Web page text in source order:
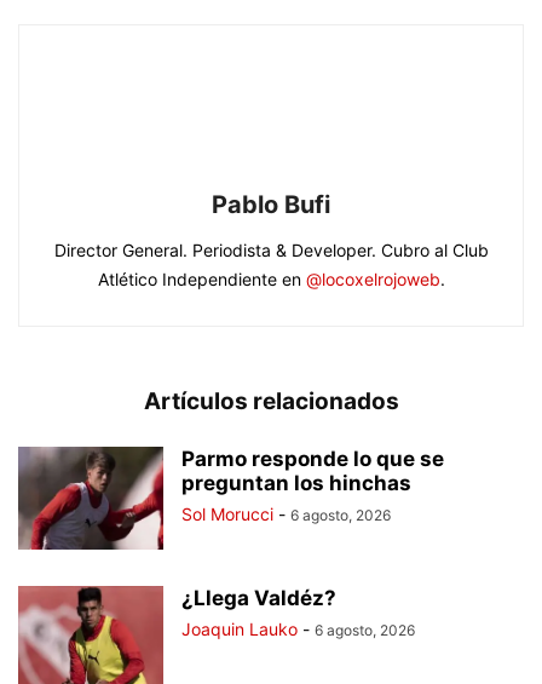
Pablo Bufi
Director General. Periodista & Developer. Cubro al Club
Atlético Independiente en @locoxelrojoweb.
Artículos relacionados
Parmo responde lo que se
preguntan los hinchas
Sol Morucci - 6 agosto, 2026
¿Llega Valdéz?
Joaquin Lauko - 6 agosto, 2026